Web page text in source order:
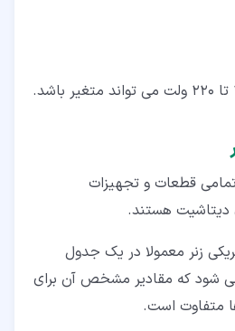
قطعات و تجهیزات
دیتاشیت هستند.
زنر معمولا در یک جدول
می شود که مقادیر مشخص آن برای
متفاوت است.